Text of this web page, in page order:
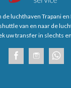
luchthaven Trapani
van en naar de
uw transfer in slechts